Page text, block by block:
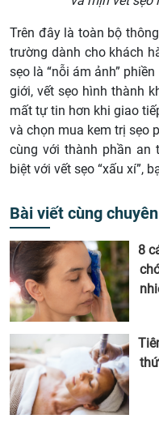
Trên đây là toàn bộ
trường dành cho khách
sẹo là “nỗi ám ảnh”
giới, vết sẹo hình thành
mất tự tin hơn khi giao
và chọn mua kem trị sẹo
cùng với thành phần an
biệt với vết sẹo “xấu xí”,
Bài viết cùng
8